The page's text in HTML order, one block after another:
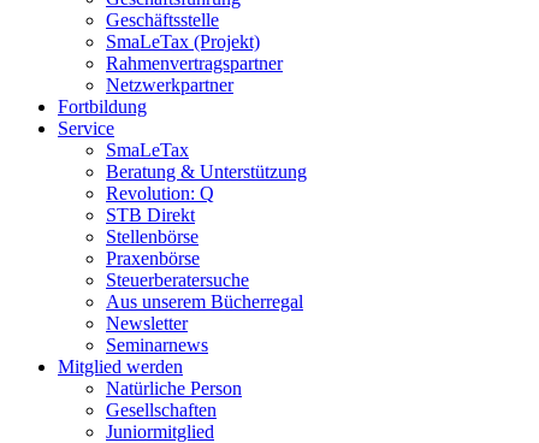
Geschäftsstelle
SmaLeTax (Projekt)
Rahmenvertragspartner
Netzwerkpartner
Fortbildung
Service
SmaLeTax
Beratung & Unterstützung
Revolution: Q
STB Direkt
Stellenbörse
Praxenbörse
Steuerberatersuche
Aus unserem Bücherregal
Newsletter
Seminarnews
Mitglied werden
Natürliche Person
Gesellschaften
Juniormitglied